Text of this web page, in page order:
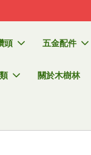
頭 五金配件
關於木樹林